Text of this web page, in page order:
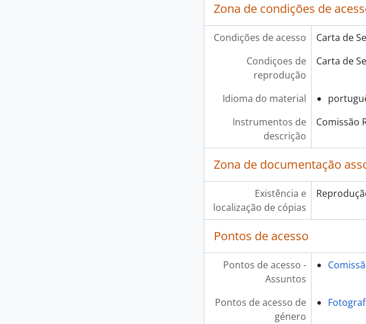
Zona de condições de
Condições de acesso
Carta de
Condiçoes de
reprodução
Carta de
Idioma do material
Instrumentos de
descrição
Comissão
Zona de documentação
Existência e
localização de cópias
Pontos de acesso
Pontos de acesso -
Assuntos
Pontos de acesso de
género